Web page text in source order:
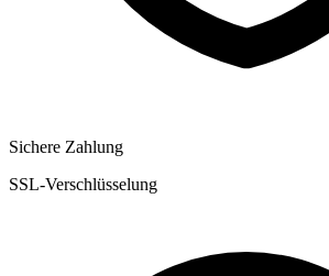
Sichere Zahlung
SSL-Verschlüsselung